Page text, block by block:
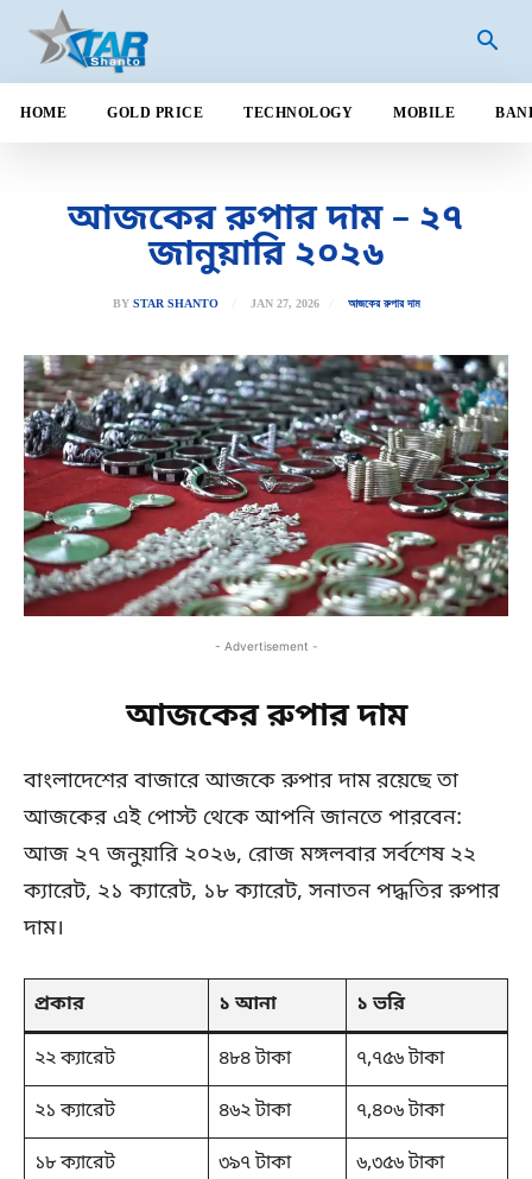
HOME GOLD PRICE TECHNOLOGY MOBILE
আজকের রুপার দাম – ২৭
জানুয়ারি ২০২৬
BY STAR SHANTO JAN 27, 2026 আজকের রুপার দাম
- Advertisement -
আজকের রুপার দাম
বাংলাদেশের বাজারে আজকে রুপার দাম রয়েছে তা
আজকের এই পোস্ট থেকে আপনি জানতে পারবেন:
আজ ২৭ জনুয়ারি ২০২৬, রোজ মঙ্গলবার সর্বশেষ ২২
ক্যারেট, ২১ ক্যারেট, ১৮ ক্যারেট, সনাতন পদ্ধতির রুপার
দাম।
প্রকার ১ আনা ১ ভরি
২২ ক্যারেট ৪৮৪ টাকা
৭,৭৫৬ টাকা
২১ ক্যারেট
৪৬২ টাকা
৭,৪০৬ টাকা
১৮ ক্যারেট
৩৯৭ টাকা
৬,৩৫৬ টাকা